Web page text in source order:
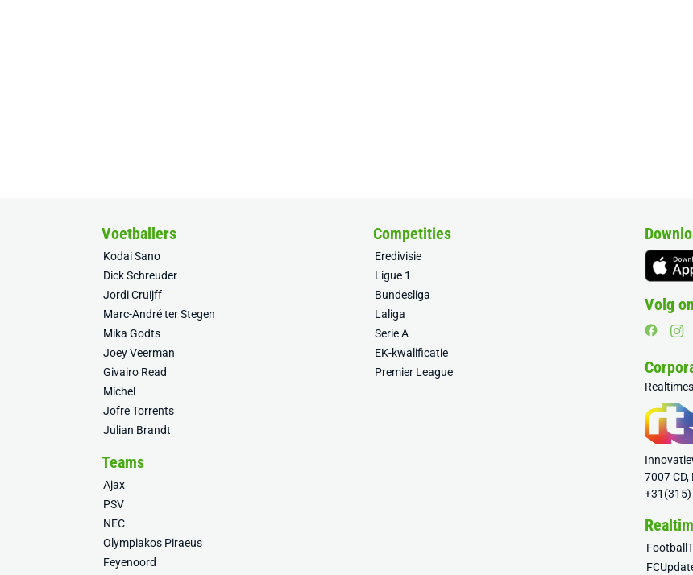
Voetballers
Kodai Sano
Dick Schreuder
Jordi Cruijff
Marc-André ter Stegen
Mika Godts
Joey Veerman
Givairo Read
Míchel
Jofre Torrents
Julian Brandt
Competities
Eredivisie
Ligue 1
Bundesliga
Laliga
Serie A
EK-kwalificatie
Premier League
Teams
Ajax
PSV
NEC
Olympiakos Piraeus
Feyenoord
Volg
7007